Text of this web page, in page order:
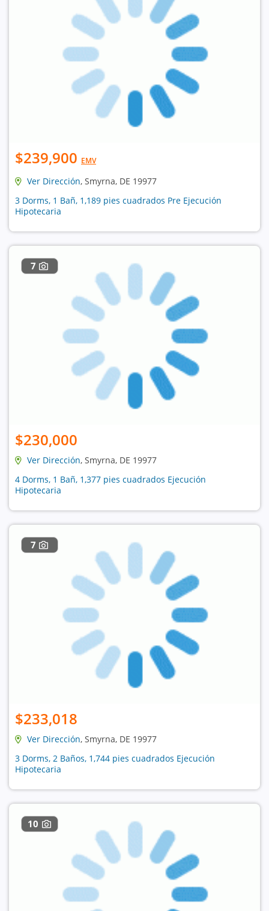
$239,900 EMV
Ver Dirección, Smyrna, DE 19977
3 Dorms, 1 Bañ, 1,189 pies cuadrados Pre Ejecución
Hipotecaria
7
$230,000
Ver Dirección, Smyrna, DE 19977
4 Dorms, 1 Bañ, 1,377 pies cuadrados Ejecución
Hipotecaria
7
$233,018
Ver Dirección, Smyrna, DE 19977
3 Dorms, 2 Baños, 1,744 pies cuadrados Ejecución
Hipotecaria
10